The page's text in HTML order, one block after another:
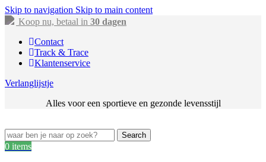
Skip to navigation Skip to main content
Koop nu, betaal in 30 dagen
Contact
Track & Trace
Klantenservice
Verlanglijstje
Alles voor een sportieve en gezonde levensstijl
Search
0 items